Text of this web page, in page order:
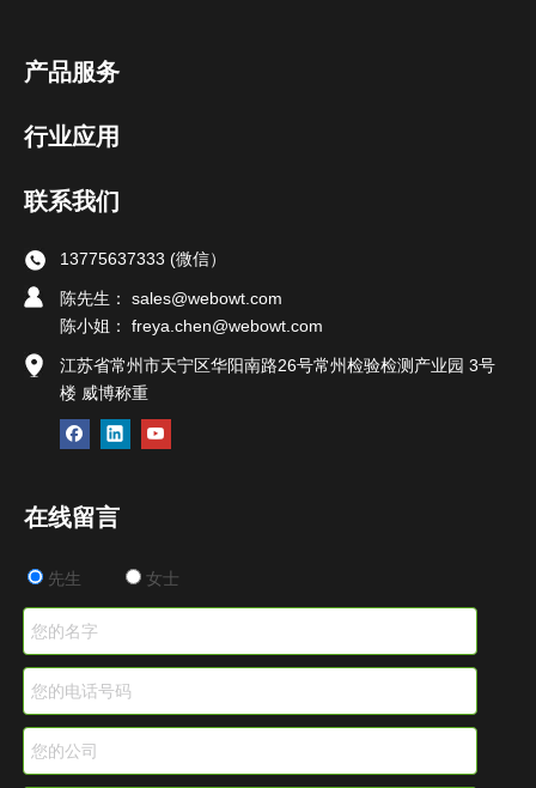
产品服务
行业应用
联系我们
13775637333 (微信）
陈先生： sales@webowt.com
陈小姐： freya.chen@webowt.com
江苏省常州市天宁区华阳南路26号常州检验检测产业园 3号
楼 威博称重
在线留言
先生 女士